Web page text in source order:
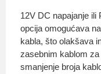
12V DC napajanje ili
opcija omogućava
kabla, što olakšava
zasebnim kablom
smanjenje broja